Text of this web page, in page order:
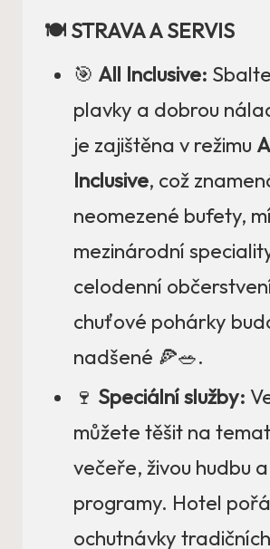
🍽️ STRAVA A SERVIS
🎯 All Inclusive:
plavky a dobrou
je zajištěna v režimu
Inclusive, což
neomezené bufety,
mezinárodní
celodenní
chuťové pohárky
nadšené 🍕🥗.
🍷 Speciální služby:
můžete těšit na
večeře, živou hudbu
programy. Hotel
ochutnávky